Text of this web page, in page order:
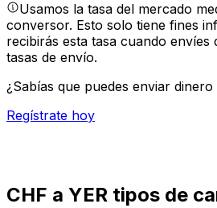
Usamos la tasa del mercado
conversor. Esto solo tiene fines
recibirás esta tasa cuando envíes
tasas de envío.
¿Sabías que puedes enviar
Regístrate hoy
CHF a YER tipos de